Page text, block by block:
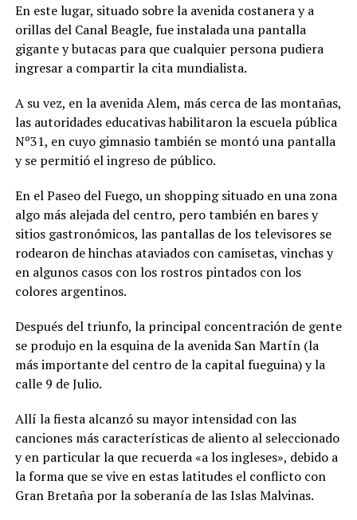
En este lugar, situado sobre la avenida costanera y a
orillas del Canal Beagle, fue instalada una pantalla
gigante y butacas para que cualquier persona pudiera
ingresar a compartir la cita mundialista.
A su vez, en la avenida Alem, más cerca de las montañas,
las autoridades educativas habilitaron la escuela pública
Nº31, en cuyo gimnasio también se montó una pantalla
y se permitió el ingreso de público.
En el Paseo del Fuego, un shopping situado en una zona
algo más alejada del centro, pero también en bares y
sitios gastronómicos, las pantallas de los televisores se
rodearon de hinchas ataviados con camisetas, vinchas y
en algunos casos con los rostros pintados con los
colores argentinos.
Después del triunfo, la principal concentración de gente
se produjo en la esquina de la avenida San Martín (la
más importante del centro de la capital fueguina) y la
calle 9 de Julio.
Allí la fiesta alcanzó su mayor intensidad con las
canciones más características de aliento al seleccionado
y en particular la que recuerda «a los ingleses», debido a
la forma que se vive en estas latitudes el conflicto con
Gran Bretaña por la soberanía de las Islas Malvinas.